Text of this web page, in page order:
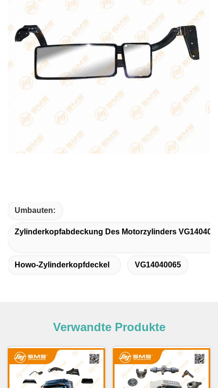
Umbauten:
Zylinderkopfabdeckung Des Motorzylinders
Howo-Zylinderkopfdeckel VG14040065
Verwandte Produkte